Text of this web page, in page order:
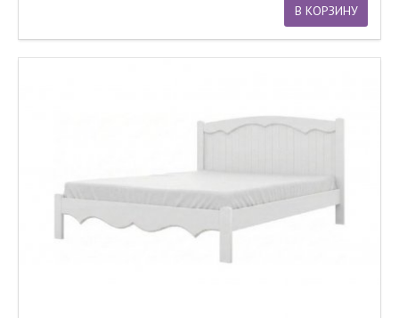
В КОРЗИНУ